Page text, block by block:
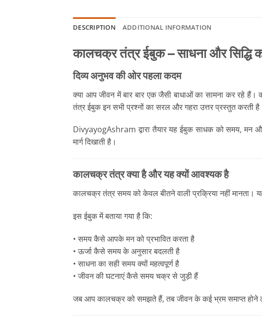
DESCRIPTION ADDITIONAL INFORMATION
कालचक्र तंत्र ईबुक – साधना और सिद्धि का
दिव्य अनुभव की ओर पहला कदम
क्या आप जीवन में बार बार एक जैसी बाधाओं का सामना कर रहे हैं।
तंत्र ईबुक इन सभी प्रश्नों का सरल और गहरा उत्तर प्रस्तुत करती
DivyayogAshram द्वारा तैयार यह ईबुक साधक को समय, मन
मार्ग दिखाती है।
कालचक्र तंत्र क्या है और यह क्यों आवश्यक है
कालचक्र तंत्र समय को केवल बीतने वाली प्रक्रिया नहीं
इस ईबुक में बताया गया है कि:
• समय कैसे आपके मन को प्रभावित करता है
• ऊर्जा कैसे समय के अनुसार बदलती है
• साधना का सही समय क्यों महत्वपूर्ण है
• जीवन की घटनाएं कैसे समय चक्र से जुड़ी हैं
जब आप कालचक्र को समझते हैं, तब जीवन के कई भ्रम समाप्त होने